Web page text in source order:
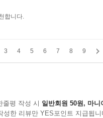
합니다.
3 4 5 6 7 8 9
줄평 작성 시 일반회원 50원, 마니
성한 리뷰만 YES포인트 지급됩니